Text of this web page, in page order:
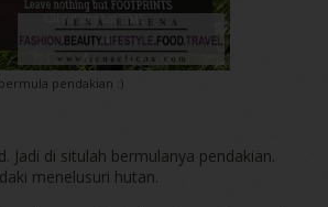
pendakian :)
Jadi di situlah bermulanya pendakian.
menelusuri hutan.